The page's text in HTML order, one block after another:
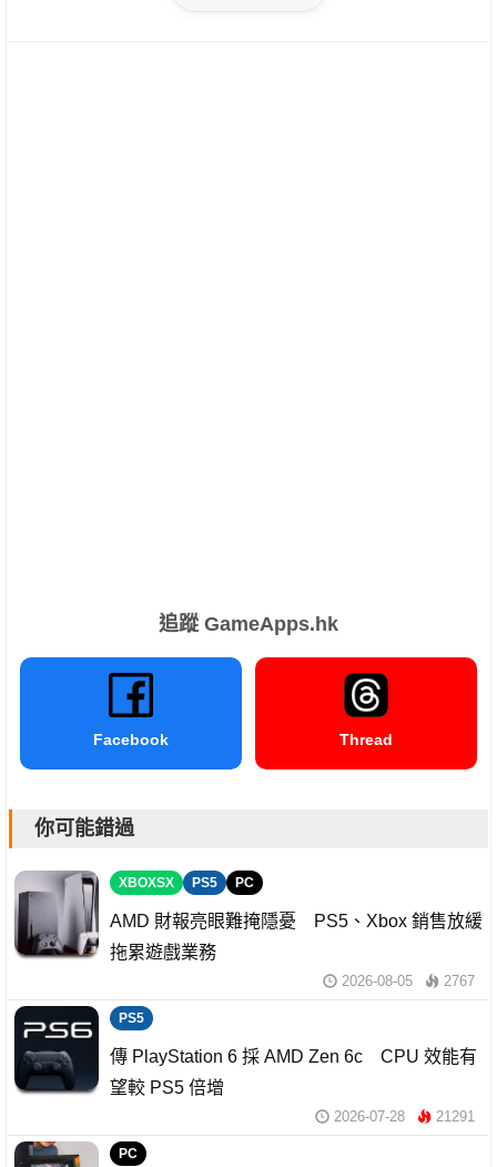
追蹤 GameApps.hk
Facebook Thread
你可能錯過
XBOXSX PS5 PC
AMD 財報亮眼難掩隱憂 PS5、Xbox 銷售放緩
拖累遊戲業務
2026-08-05 2767
PS5
傳 PlayStation 6 採 AMD Zen 6c CPU 效能有
望較 PS5 倍增
2026-07-28 21291
PC